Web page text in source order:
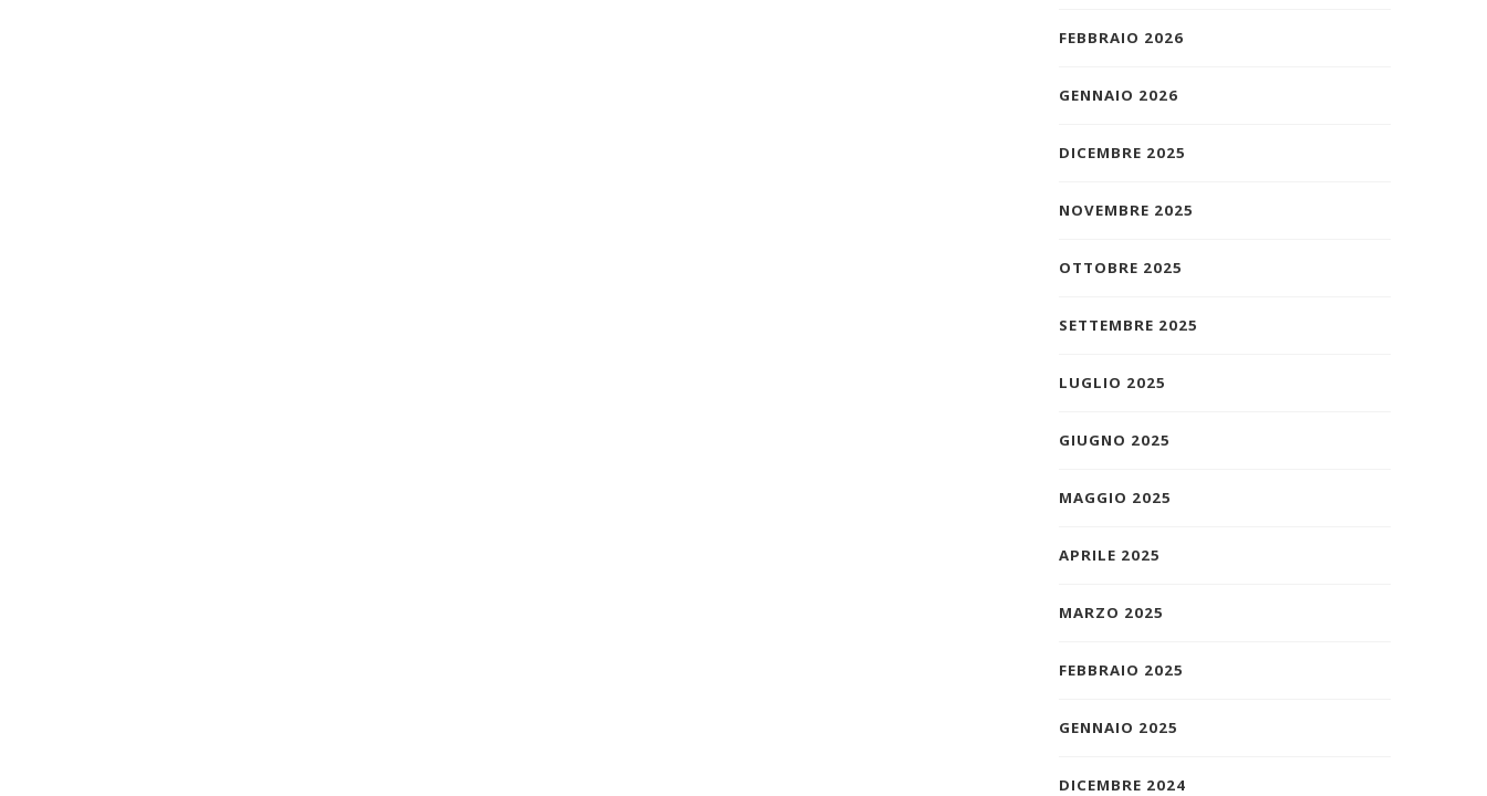
FEBBRAIO 2026
GENNAIO 2026
DICEMBRE 2025
NOVEMBRE 2025
OTTOBRE 2025
SETTEMBRE 2025
LUGLIO 2025
GIUGNO 2025
MAGGIO 2025
APRILE 2025
MARZO 2025
FEBBRAIO 2025
GENNAIO 2025
DICEMBRE 2024